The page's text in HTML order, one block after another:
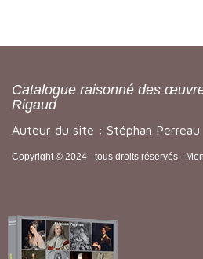
Catalogue raisonné des
Rigaud
Auteur du site : Stéphan Perreau
Copyright © 2024 - tous droits réservés -